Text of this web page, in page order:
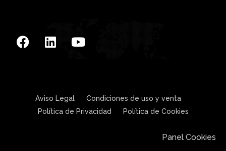
Aviso Legal
Condiciones de uso y venta
Política de Privacidad
Política de Cookies
Panel Cookies